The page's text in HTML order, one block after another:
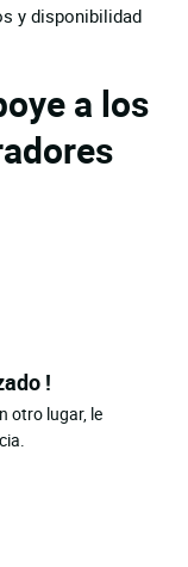
y disponibilidad
a los
!
otro lugar, le